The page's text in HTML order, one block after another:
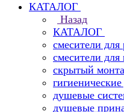
КАТАЛОГ
Назад
КАТАЛОГ
смесители
смесители
скрытый
душевые
душевые